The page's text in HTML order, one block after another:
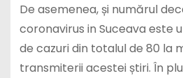
De asemenea, și numărul
coronavirus in Suceava este
de cazuri din totalul de 80 la
transmiterii acestei știri. În